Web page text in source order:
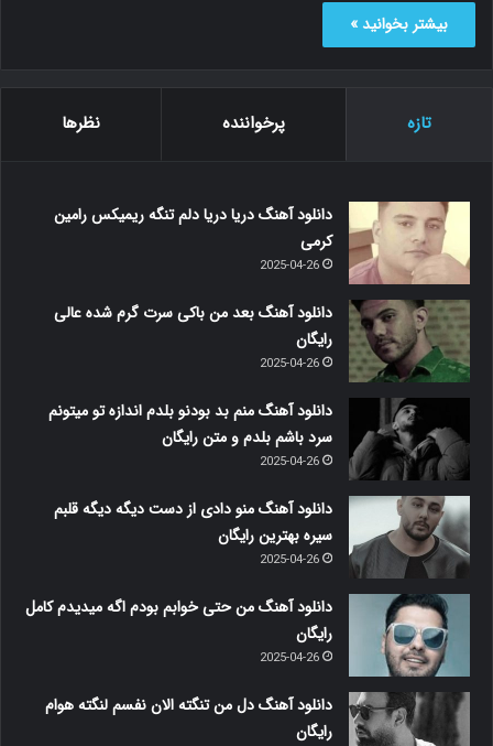
بیشتر بخوانید »
تازه پرخواننده نظرها
دانلود آهنگ دریا دریا دلم تنگه ریمیکس رامین
کرمی
2025-04-26
دانلود آهنگ بعد من باکی سرت گرم شده عالی
رایگان
2025-04-26
دانلود آهنگ منم بد بودنو بلدم اندازه تو میتونم
سرد باشم بلدم و متن رایگان
2025-04-26
دانلود آهنگ منو دادی از دست دیگه دیگه قلبم
سیره بهترین رایگان
2025-04-26
دانلود آهنگ من حتی خوابم بودم اگه میدیدم کامل
رایگان
2025-04-26
دانلود آهنگ دل من تنگته الان نفسم لنگته هوام
رایگان